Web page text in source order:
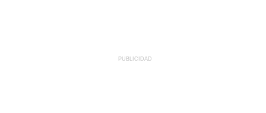
PUBLICIDAD